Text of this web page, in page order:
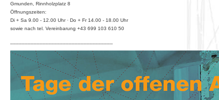
Gmunden, Rinnholzplatz 8
Öffnungszeiten:
Di + Sa 9.00 - 12.00 Uhr · Do + Fr 14.00 - 18.00 Uhr
sowie nach tel. Vereinbarung +43 699 103 610 50